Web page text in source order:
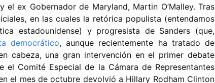
el ex Gobernador de Maryland, Martin O’Malley. Tras
en las cuales la retórica populista (entendamos
estadounidense) y progresista de Sanders (que,
democrático, aunque recientemente ha tratado de
cabeza, una gran intervención en el primer debate
Comité Especial de la Cámara de Representantes
el mes de octubre devolvió a Hillary Rodham Clinton